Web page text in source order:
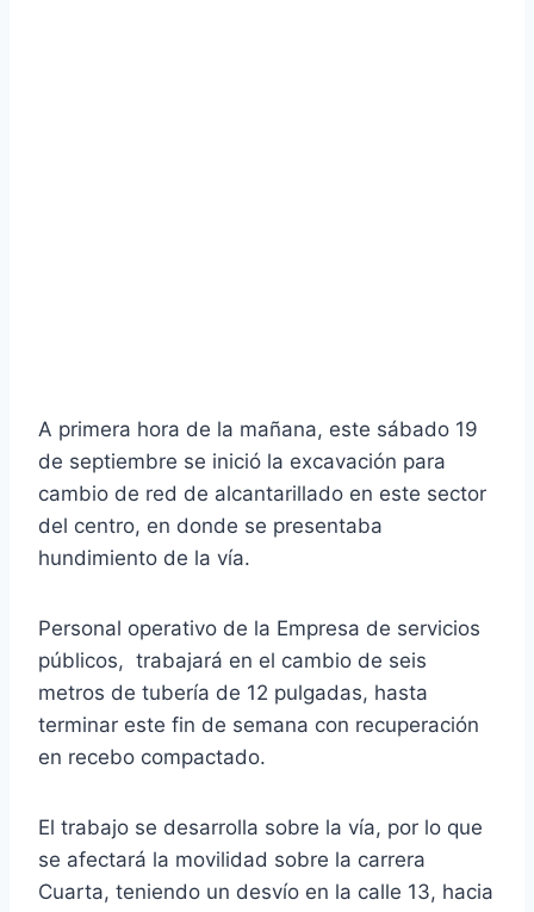
A primera hora de la mañana, este sábado 19
de septiembre se inició la excavación para
cambio de red de alcantarillado en este sector
del centro, en donde se presentaba
hundimiento de la vía.
Personal operativo de la Empresa de servicios
públicos, trabajará en el cambio de seis
metros de tubería de 12 pulgadas, hasta
terminar este fin de semana con recuperación
en recebo compactado.
El trabajo se desarrolla sobre la vía, por lo que
se afectará la movilidad sobre la carrera
Cuarta, teniendo un desvío en la calle 13, hacia